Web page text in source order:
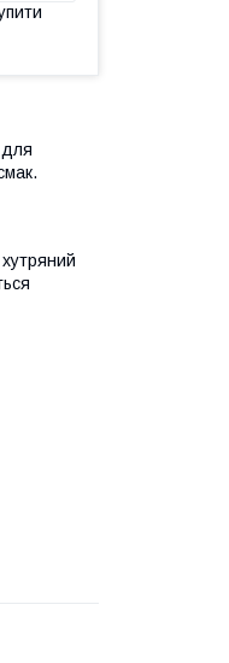
для